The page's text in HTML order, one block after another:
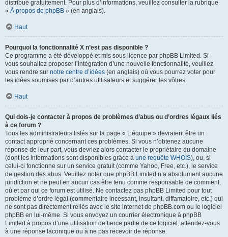
distribué gratuitement. Pour plus d’informations, veuillez consulter la rubrique
« À propos de phpBB » (en anglais).
Haut
Pourquoi la fonctionnalité X n’est pas disponible ?
Ce programme a été développé et mis sous licence par phpBB Limited. Si
vous souhaitez proposer l’intégration d’une nouvelle fonctionnalité, veuillez
vous rendre sur notre centre d’idées (en anglais) où vous pourrez voter pour
les idées soumises par d’autres utilisateurs et suggérer les vôtres.
Haut
Qui dois-je contacter à propos de problèmes d’abus ou d’ordres légaux liés
à ce forum ?
Tous les administrateurs listés sur la page « L’équipe » devraient être un
contact approprié concernant ces problèmes. Si vous n’obtenez aucune
réponse de leur part, vous devriez alors contacter le propriétaire du domaine
(dont les informations sont disponibles grâce à une requête WHOIS), ou, si
celui-ci fonctionne sur un service gratuit (comme Yahoo, Free, etc.), le service
de gestion des abus. Veuillez noter que phpBB Limited n’a absolument aucune
juridiction et ne peut en aucun cas être tenu comme responsable de comment,
où et par qui ce forum est utilisé. Ne contactez pas phpBB Limited pour tout
problème d’ordre légal (commentaire incessant, insultant, diffamatoire, etc.) qui
ne sont pas directement reliés avec le site internet de phpBB.com ou le logiciel
phpBB en lui-même. Si vous envoyez un courrier électronique à phpBB
Limited à propos d’une utilisation de tierce partie de ce logiciel, attendez-vous
à une réponse laconique ou à ne pas recevoir de réponse.